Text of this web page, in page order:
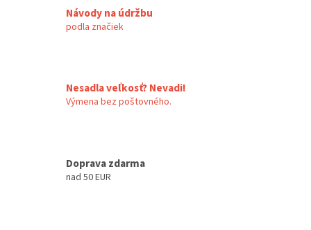
Návody na údržbu
podla značiek
Nesadla veľkosť? Nevadi!
Výmena bez poštovného.
Doprava zdarma
nad 50 EUR